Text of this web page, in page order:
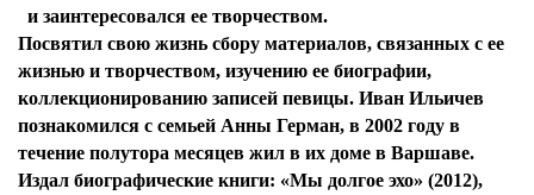
и заинтересовался ее творчеством.
Посвятил свою жизнь сбору материалов, связанных с ее
жизнью и творчеством, изучению ее биографии,
коллекционированию записей певицы. Иван Ильичев
познакомился с семьей Анны Герман, в 2002 году в
течение полутора месяцев жил в их доме в Варшаве.
Издал биографические книги: «Мы долгое эхо» (2012),